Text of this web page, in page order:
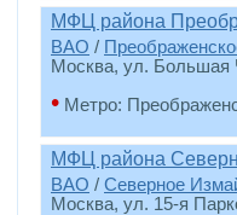
МФЦ района
ВАО /
Москва, ул. Большая
• Метро:
МФЦ района
ВАО / Северное
Москва, ул. 15-я